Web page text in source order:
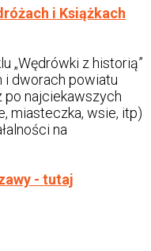
i Książkach
„Wędrówki z historią”
i dworach powiatu
po najciekawszych
miasteczka, wsie, itp)
na
- tutaj